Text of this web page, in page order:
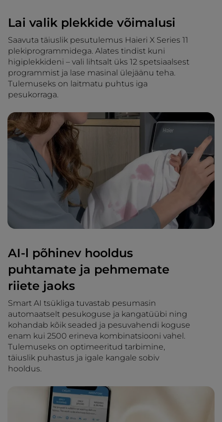
Lai valik plekkide võimalusi
Saavuta täiuslik pesutulemus Haieri X Series 11
plekiprogrammidega. Alates tindist kuni
higiplekkideni – vali lihtsalt üks 12 spetsiaalsest
programmist ja lase masinal ülejäänu teha.
Tulemuseks on laitmatu puhtus iga
pesukorraga.
AI-l põhinev hooldus
puhtamate ja pehmemate
riiete jaoks
Smart AI tsükliga tuvastab pesumasin
automaatselt pesukoguse ja kangatüübi ning
kohandab kõik seaded ja pesuvahendi koguse
enam kui 2500 erineva kombinatsiooni vahel.
Tulemuseks on optimeeritud tarbimine,
täiuslik puhastus ja igale kangale sobiv
hooldus.